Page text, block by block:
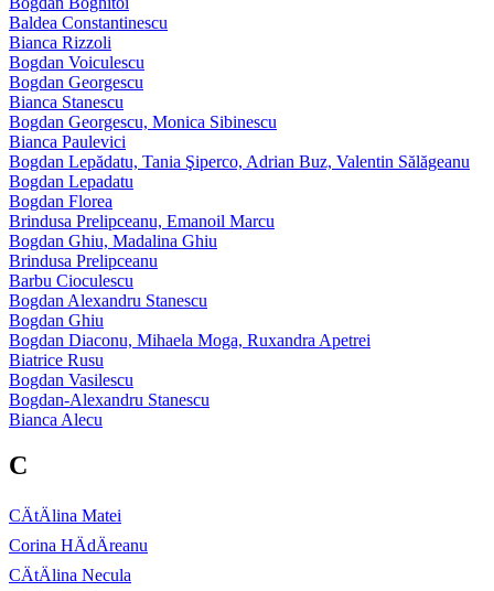
Baldea Constantinescu
Bianca Rizzoli
Bogdan Voiculescu
Bogdan Georgescu
Bianca Stanescu
Bogdan Georgescu, Monica Sibinescu
Bianca Paulevici
Bogdan Lepădatu, Tania Şiperco, Adrian Buz, Valentin Sălăgeanu
Bogdan Lepadatu
Bogdan Florea
Brindusa Prelipceanu, Emanoil Marcu
Bogdan Ghiu, Madalina Ghiu
Brindusa Prelipceanu
Barbu Cioculescu
Bogdan Alexandru Stanescu
Bogdan Ghiu
Bogdan Diaconu, Mihaela Moga, Ruxandra Apetrei
Biatrice Rusu
Bogdan Vasilescu
Bogdan-Alexandru Stanescu
Bianca Alecu
C
CÄtÄlina Matei
Corina HÄdÄreanu
CÄtÄlina Necula